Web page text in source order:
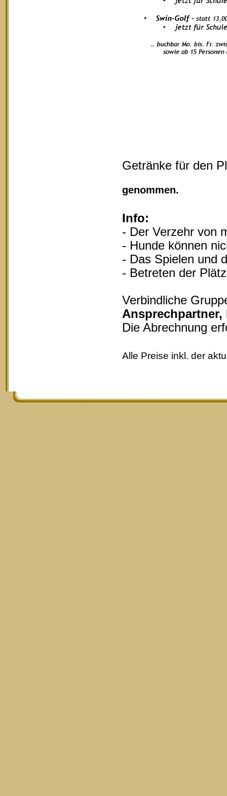
Getränke für den
genommen.
Info:
- Der Verzehr von
- Hunde können
- Das Spielen und
- Betreten der
Verbindliche
Die Abrechnung
Alle Preise inkl. der